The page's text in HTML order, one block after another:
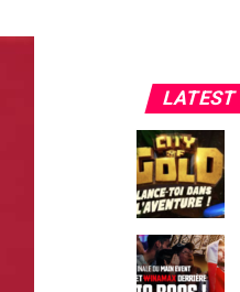
LATEST